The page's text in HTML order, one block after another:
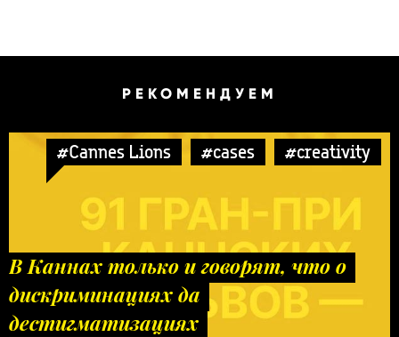
РЕКОМЕНДУЕМ
#Cannes Lions #cases #creativity
В Каннах только и говорят, что о
дискриминациях да
дестигматизациях